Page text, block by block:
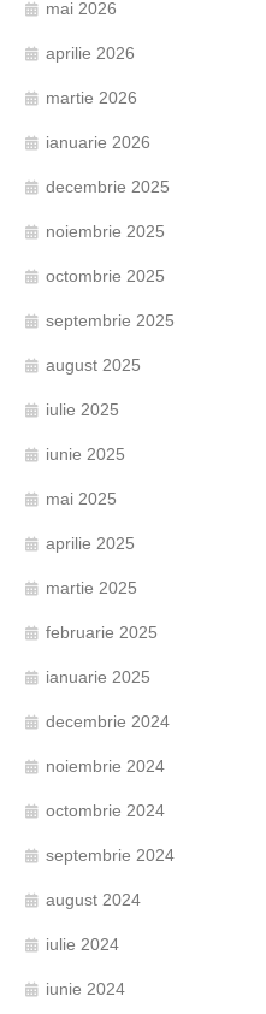
mai 2026
aprilie 2026
martie 2026
ianuarie 2026
decembrie 2025
noiembrie 2025
octombrie 2025
septembrie 2025
august 2025
iulie 2025
iunie 2025
mai 2025
aprilie 2025
martie 2025
februarie 2025
ianuarie 2025
decembrie 2024
noiembrie 2024
octombrie 2024
septembrie 2024
august 2024
iulie 2024
iunie 2024